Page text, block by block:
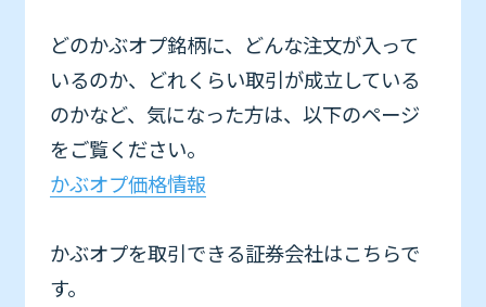
どのかぶオプ銘柄に、どんな注文が入って
いるのか、どれくらい取引が成立している
のかなど、気になった方は、以下のページ
をご覧ください。
かぶオプ価格情報
かぶオプを取引できる証券会社はこちらで
す。